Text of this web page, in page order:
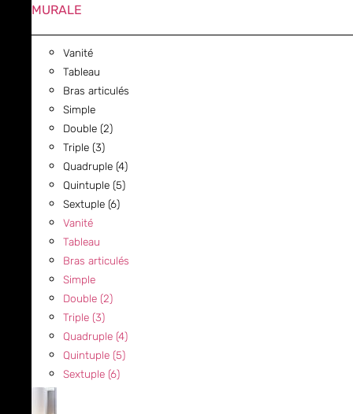
MURALE
Vanité
Tableau
Bras articulés
Simple
Double (2)
Triple (3)
Quadruple (4)
Quintuple (5)
Sextuple (6)
Vanité
Tableau
Bras articulés
Simple
Double (2)
Triple (3)
Quadruple (4)
Quintuple (5)
Sextuple (6)